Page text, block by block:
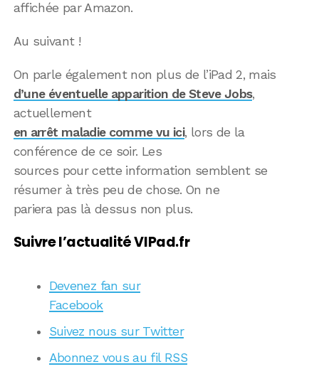
affichée par Amazon.
Au suivant !
On parle également non plus de l’iPad 2, mais
d’une éventuelle apparition de Steve Jobs,
actuellement
en arrêt maladie comme vu ici, lors de la
conférence de ce soir. Les
sources pour cette information semblent se
résumer à très peu de chose. On ne
pariera pas là dessus non plus.
Suivre l’actualité VIPad.fr
Devenez fan sur
Facebook
Suivez nous sur Twitter
Abonnez vous au fil RSS